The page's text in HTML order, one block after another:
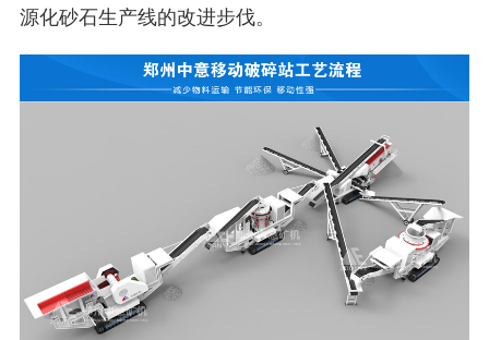
源化砂石生产线的改进步伐。